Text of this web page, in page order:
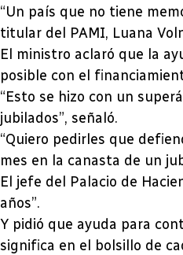
“Un país que no tiene
titular del PAMI, Luana
El ministro aclaró que la
posible con el
“Esto se hizo con un
jubilados”, señaló.
“Quiero pedirles que
mes en la canasta de un
El jefe del Palacio de
años”.
Y pidió que ayuda para
significa en el bolsillo de